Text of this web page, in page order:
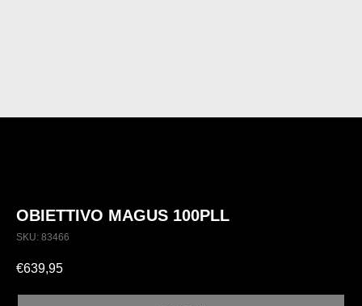
OBIETTIVO MAGUS 100PLL
SKU: 83466
€639,95